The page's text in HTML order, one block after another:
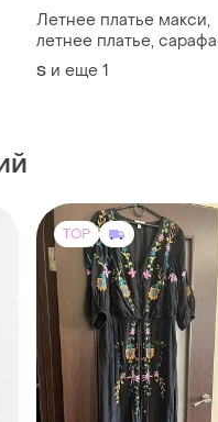
TOP
350 грн
Love & Roses
Сукня love roses uk 16